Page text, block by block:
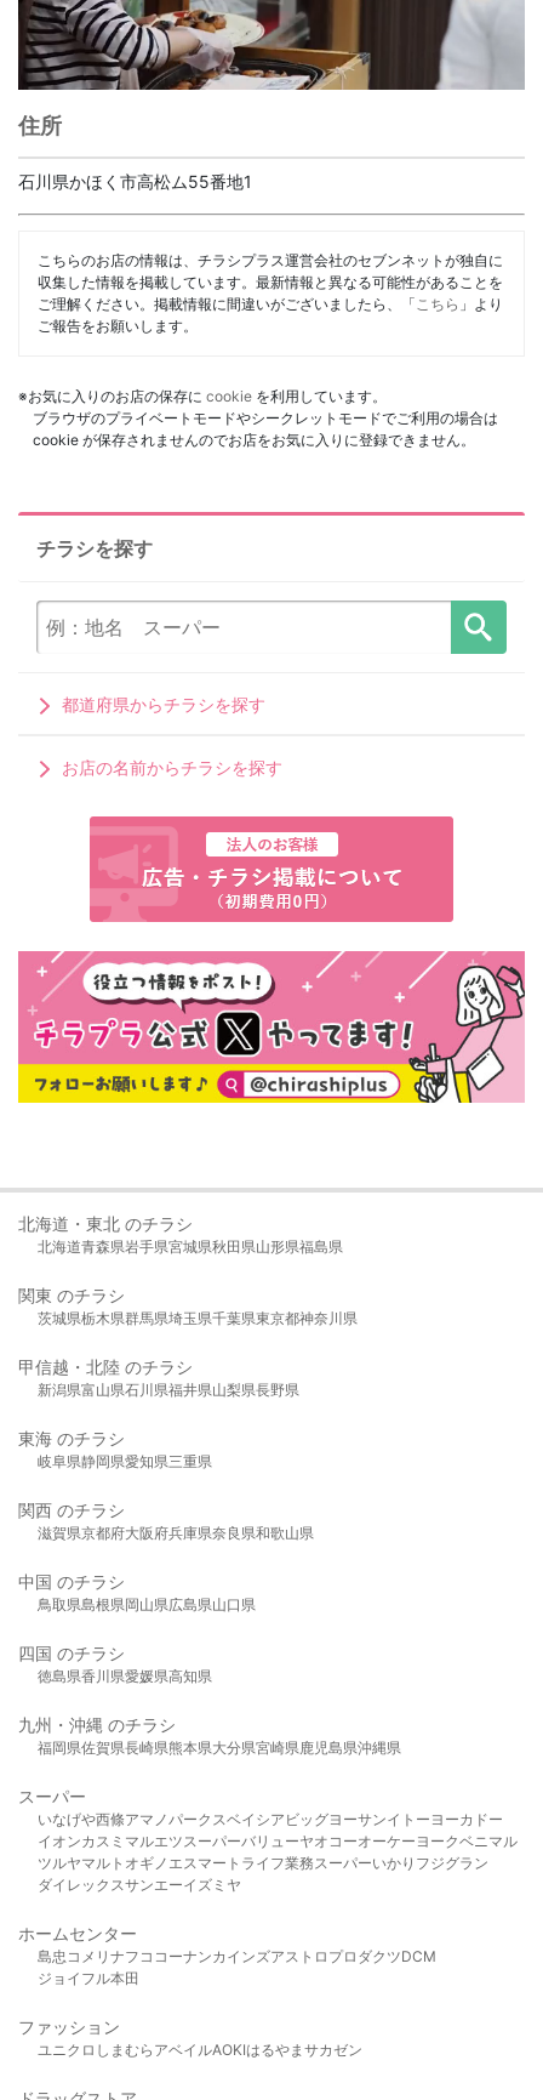
住所
石川県かほく市高松ム55番地1
こちらのお店の情報は、チラシプラス運営会社のセブンネットが独自に
収集した情報を掲載しています。最新情報と異なる可能性があることを
ご理解ください。掲載情報に間違いがございましたら、「 こちら 」より
ご報告をお願いします。
※お気に入りのお店の保存に cookie を利用しています。
ブラウザのプライベートモードやシークレットモードでご利用の場合は
cookie が保存されませんのでお店をお気に入りに登録できません。
チラシを探す
都道府県からチラシを探す
お店の名前からチラシを探す
北海道・東北 のチラシ
北海道青森県岩手県宮城県秋田県山形県福島県
関東 のチラシ
茨城県栃木県群馬県埼玉県千葉県東京都神奈川県
甲信越・北陸 のチラシ
新潟県富山県石川県福井県山梨県長野県
東海 のチラシ
岐阜県静岡県愛知県三重県
関西 のチラシ
滋賀県京都府大阪府兵庫県奈良県和歌山県
中国 のチラシ
鳥取県島根県岡山県広島県山口県
四国 のチラシ
徳島県香川県愛媛県高知県
九州・沖縄 のチラシ
福岡県佐賀県長崎県熊本県大分県宮崎県鹿児島県沖縄県
スーパー
いなげや西條アマノパークスベイシア ビッグヨーサンイトーヨーカドー
イオンカスミ マルエツスーパーバリューヤオコーオーケー ヨークベニマル
ツルヤマルト オギノ エスマート ライフ業務スーパーいかり フジグラン
ダイレックスサンエーイズミヤ
ホームセンター
島忠 コメリ ナフコ コーナンカインズアストロプロダクツDCM
ジョイフル本田
ファッション
ユニクロ しまむら アベイルAOKIはるやま サカゼン